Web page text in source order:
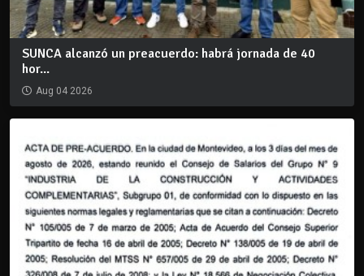
SUNCA alcanzó un preacuerdo: habrá jornada de 40
hor...
Aug 04 2026